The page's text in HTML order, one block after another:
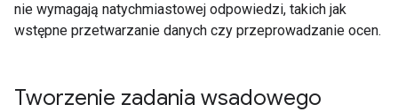
nie wymagają natychmiastowej odpowiedzi, takich jak
wstępne przetwarzanie danych czy przeprowadzanie ocen.
Tworzenie zadania wsadowego